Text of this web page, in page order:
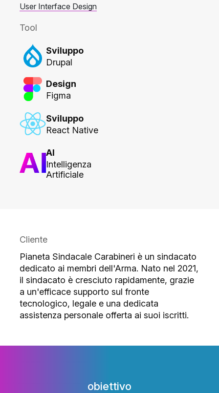
User Interface Design
Tool
Sviluppo
Drupal
Design
Figma
Sviluppo
React Native
AI
Intelligenza
Artificiale
Cliente
Pianeta Sindacale Carabineri è un sindacato
dedicato ai membri dell'Arma. Nato nel 2021,
il sindacato è cresciuto rapidamente, grazie
a un'efficace supporto sul fronte
tecnologico, legale e una dedicata
assistenza personale offerta ai suoi iscritti.
obiettivo